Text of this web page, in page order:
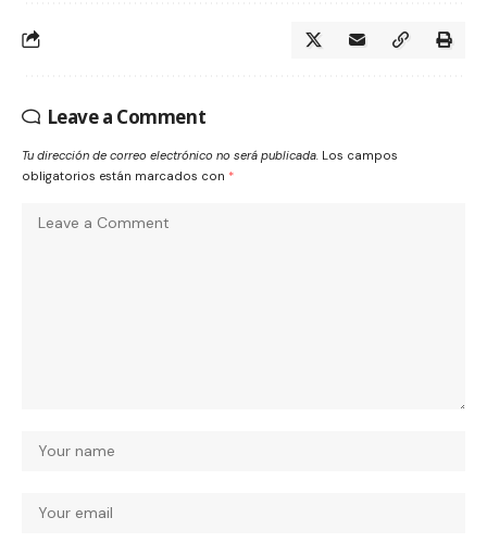
Leave a Comment
Tu dirección de correo electrónico no será publicada. Los campos
obligatorios están marcados con *